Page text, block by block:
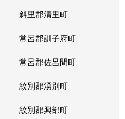
斜里郡清里町
常呂郡訓子府町
常呂郡佐呂間町
紋別郡湧別町
紋別郡興部町